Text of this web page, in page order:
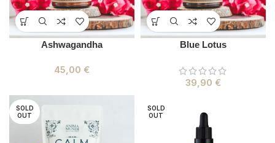
Ashwagandha
45,00 €
Blue Lotus
39,90 €
SOLD
OUT
SOLD
OUT